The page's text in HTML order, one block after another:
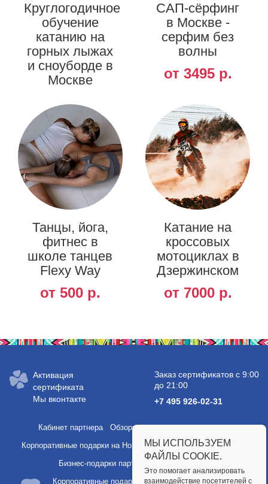
Круглогодичное
обучение
катанию на
горных лыжах
и сноуборде в
Москве
САП-сёрфинг
в Москве -
серфим без
волны
от 3495 р.
Танцы, йога,
фитнес в
школе танцев
Flexy Way
от 500 р.
Катание на
кроссовых
мотоциклах в
Дзержинском
от 7000 р.
Активация
сертификата
Мы вконтакте
Заказ сертификатов с 9:00
до 21:00
+7 495 926-02-31
Кабинет партнера
Обзоры услуг и полезные статьи
Корпоративные подарки на Новый год
Подарки сотрудникам
Бизнес-подарки партнерам
Корпоративные подарки
Публичная оферта
МЫ ИСПОЛЬЗУЕМ
ФАЙЛЫ COOKIE.
Это помогает анализировать
взаимодействие посетителей с